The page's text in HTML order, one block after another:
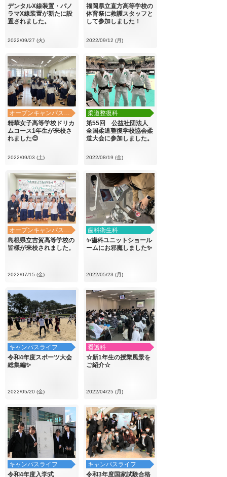
デンタルX線装置・パノ
ラマX線装置が新たに設
置されました。
2022/09/27 (火)
福岡県立直方高等学校の
体育祭に救護スタッフと
して参加しました！
2022/09/12 (月)
オープンキャンパス・学校見学
精華女子高等学校ドリカ
ムコース1年生が来校さ
れました😊
2022/09/03 (土)
柔道整復科
第55回 公益社団法人
全国柔道整復学校協会柔
道大会に参加しました。
2022/08/19 (金)
オープンキャンパス・学校見学
島根県立吉賀高等学校の
皆様が来校されました。
2022/07/15 (金)
歯科衛生科
✨歯科ユニットショール
ームにお邪魔しました✨
2022/05/23 (月)
キャンパスライフ
令和4年度スポーツ大会
総集編✨
2022/05/20 (金)
看護科
☆新1年生の授業風景を
ご紹介☆
2022/04/25 (月)
キャンパスライフ
令和4年度入学式
キャンパスライフ
令和3年度国家試験合格